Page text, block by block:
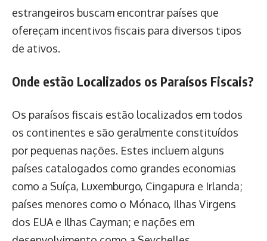
estrangeiros buscam encontrar países que
ofereçam incentivos fiscais para diversos tipos
de ativos.
Onde estão Localizados os Paraísos Fiscais?
Os paraísos fiscais estão localizados em todos
os continentes e são geralmente constituídos
por pequenas nações. Estes incluem alguns
países catalogados como grandes economias
como a Suíça, Luxemburgo, Cingapura e Irlanda;
países menores como o Mónaco, Ilhas Virgens
dos EUA e Ilhas Cayman; e nações em